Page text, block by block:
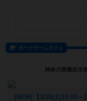
ボードゲームカフェ
神奈川県横浜市